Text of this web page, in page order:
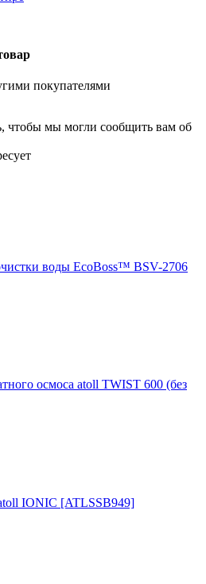
покупателями
чтобы мы могли сообщить вам об
воды EcoBoss™ BSV-2706
осмоса atoll TWIST 600 (без
IONIC [ATLSSB949]